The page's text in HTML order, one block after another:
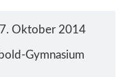
Oktober 2014
Gymnasium